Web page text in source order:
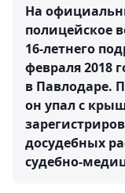
На
полицейское
16-летнего
февраля 2018
в Павлодаре.
он упал с
досудебных
судебно-